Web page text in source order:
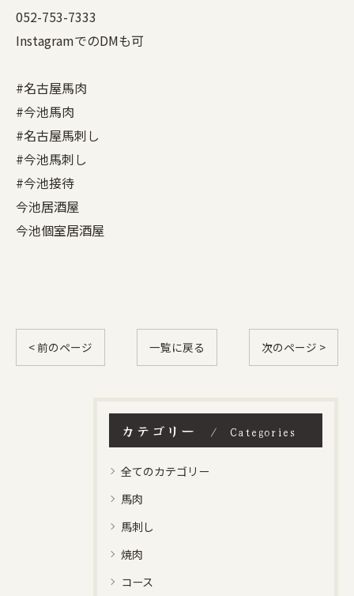
052-753-7333
InstagramでのDMも可
#名古屋馬肉
#今池馬肉
#名古屋馬刺し
#今池馬刺し
#今池接待
今池居酒屋
今池個室居酒屋
< 前のページ 一覧に戻る 次のページ >
カテゴリー Categories
全てのカテゴリー
馬肉
馬刺し
焼肉
コース